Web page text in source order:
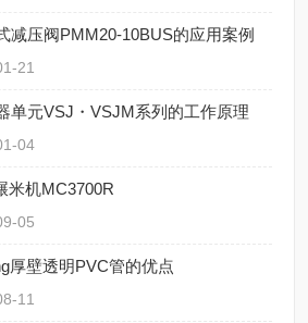
减压阀PMM20-10BUS的应用案例
21
单元VSJ・VSJM系列的工作原理
04
米机MC3700R
05
厚壁透明PVC管的优点
11